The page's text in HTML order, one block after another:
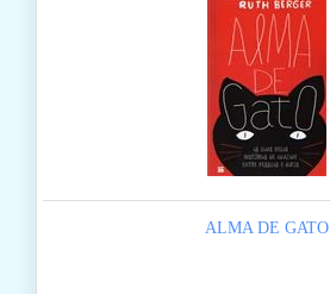
ALMA DE GATO